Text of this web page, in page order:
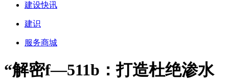
建设快讯
建识
服务商城
“解密f—511b：打造杜绝渗水